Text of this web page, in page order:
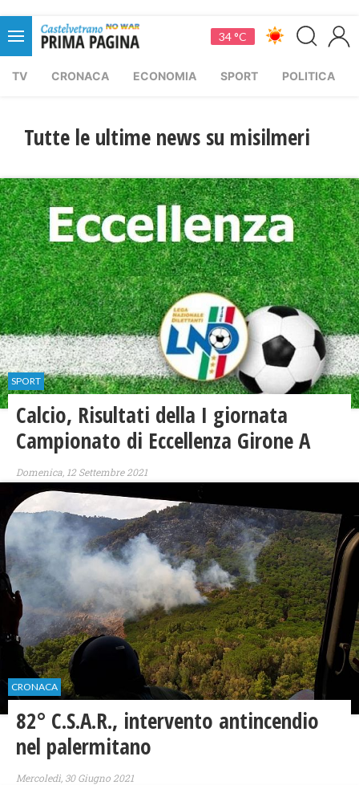
34 °C
TV CRONACA ECONOMIA SPORT POLITICA
Tutte le ultime news su misilmeri
SPORT
Calcio, Risultati della I giornata
Campionato di Eccellenza Girone A
Domenica, 12 Settembre 2021
CRONACA
82° C.S.A.R., intervento antincendio
nel palermitano
Mercoledì, 30 Giugno 2021